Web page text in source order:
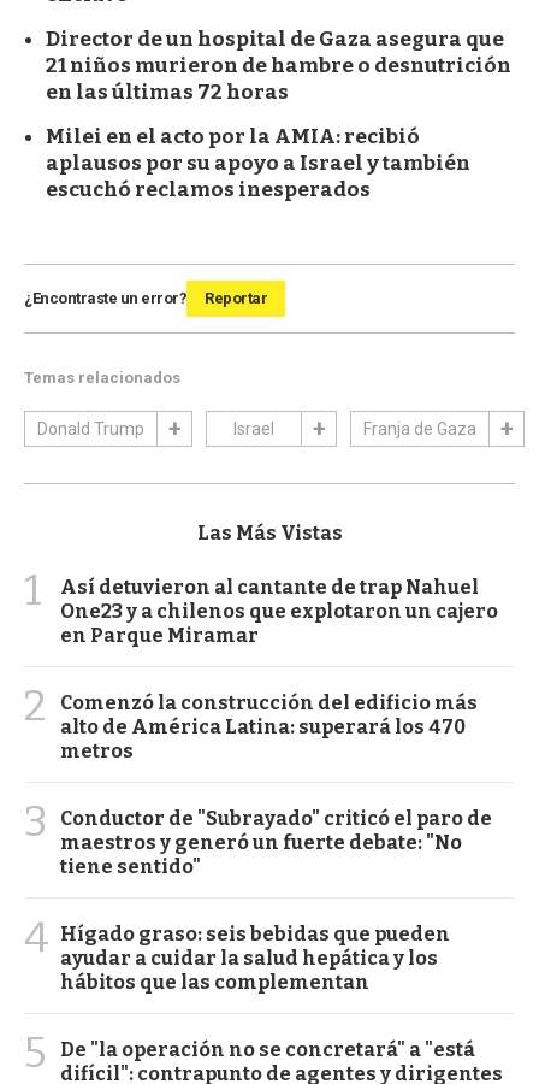
Director de un hospital de Gaza asegura que
21 niños murieron de hambre o desnutrición
en las últimas 72 horas
Milei en el acto por la AMIA: recibió
aplausos por su apoyo a Israel y también
escuchó reclamos inesperados
¿Encontraste un error? Reportar
Temas relacionados
Donald Trump Israel Franja de Gaza
Las Más Vistas
1
Así detuvieron al cantante de trap Nahuel
One23 y a chilenos que explotaron un cajero
en Parque Miramar
2
Comenzó la construcción del edificio más
alto de América Latina: superará los 470
metros
3
Conductor de "Subrayado" criticó el paro de
maestros y generó un fuerte debate: "No
tiene sentido"
4 Hígado graso: seis bebidas que pueden
ayudar a cuidar la salud hepática y los
hábitos que las complementan
5
De "la operación no se concretará" a "está
difícil": contrapunto de agentes y dirigentes